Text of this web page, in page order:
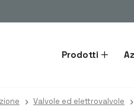
Prodotti
Valvole ed elettrovalvole